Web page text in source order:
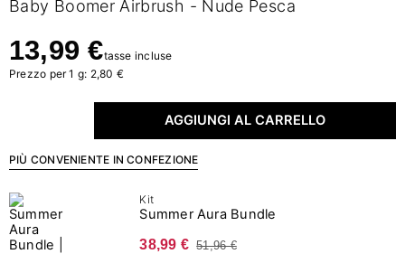
Baby Boomer Airbrush - Nude Pesca
13,99 €tasse incluse
Prezzo per 1 g: 2,80 €
AGGIUNGI AL CARRELLO
PIÙ CONVENIENTE IN CONFEZIONE
Kit
Summer Aura Bundle
38,99 € 51,96 €